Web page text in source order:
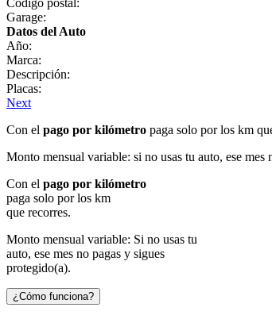
Garage:
Datos del Auto
Año:
Marca:
Descripción:
Placas:
Next
Con el pago por kilómetro paga solo por los km
Monto mensual variable: si no usas tu auto, ese mes
Con el pago por kilómetro
paga solo por los km
que recorres.
Monto mensual variable: Si no usas tu
auto, ese mes no pagas y sigues
protegido(a).
¿Cómo funciona?